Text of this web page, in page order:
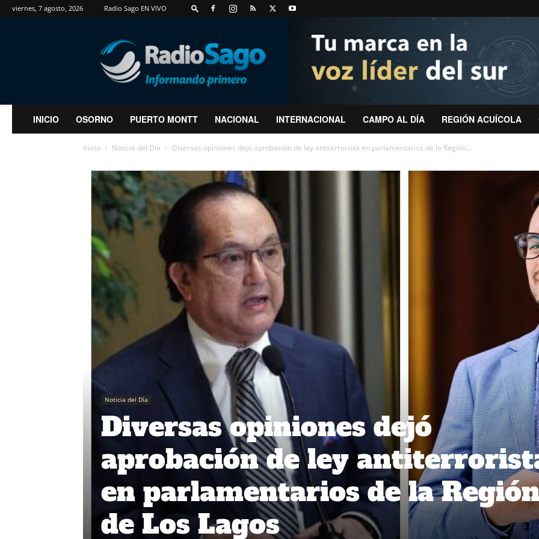
viernes, 7 agosto, 2026 Radio Sago EN VIVO
RadioSago
INICIO OSORNO PUERTO MONTT NACIONAL INTERNACIONAL CAMPO AL DÍA REGIÓN ACUÍCOLA
Inicio Noticia del Día Diversas opiniones dejó aprobación de ley antiterrorista en parlamentarios de la Región...
Noticia del Día
Diversas opiniones dejó
aprobación de ley
en parlamentarios de la
de Los Lagos